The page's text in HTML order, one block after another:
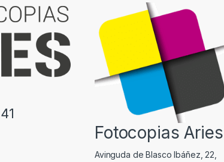
Fotocopias Aries
Avinguda de Blasco Ibáñez, 22,